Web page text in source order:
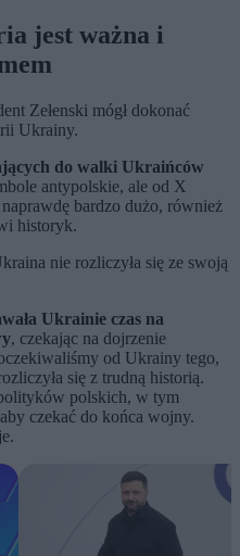
jest ważna i
Zełenski mógł dokonać
Ukrainy.
do walki Ukraińców
antypolskie, ale od X
bardzo dużo, również
historyk.
nie rozliczyła się ze swoją
Ukrainie czas na
, czekając na dojrzenie
od Ukrainy tego,
się z trudną historią.
polskich, w tym
czekać do końca wojny.